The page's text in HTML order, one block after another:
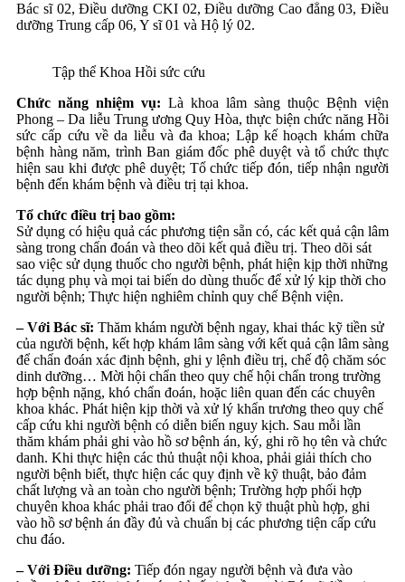
Bác sĩ 02, Điều dưỡng CKI 02, Điều dưỡng Cao đẳng 03, Điều
dưỡng Trung cấp 06, Y sĩ 01 và Hộ lý 02.
Tập thể Khoa Hồi sức cứu
Chức năng nhiệm vụ: Là khoa lâm sàng thuộc Bệnh viện
Phong – Da liễu Trung ương Quy Hòa, thực biện chức năng Hồi
sức cấp cứu về da liễu và đa khoa; Lập kế hoạch khám chữa
bệnh hàng năm, trình Ban giám đốc phê duyệt và tổ chức thực
hiện sau khi được phê duyệt; Tổ chức tiếp đón, tiếp nhận người
bệnh đến khám bệnh và điều trị tại khoa.
Tổ chức điều trị bao gồm:
Sử dụng có hiệu quả các phương tiện sẵn có, các kết quả cận lâm
sàng trong chẩn đoán và theo dõi kết quả điều trị. Theo dõi sát
sao việc sử dụng thuốc cho người bệnh, phát hiện kịp thời những
tác dụng phụ và mọi tai biến do dùng thuốc để xử lý kịp thời cho
người bệnh; Thực hiện nghiêm chỉnh quy chế Bệnh viện.
– Với Bác sĩ: Thăm khám người bệnh ngay, khai thác kỹ tiền sử
của người bệnh, kết hợp khám lâm sàng với kết quả cận lâm sàng
để chẩn đoán xác định bệnh, ghi y lệnh điều trị, chế độ chăm sóc
dinh dưỡng… Mời hội chẩn theo quy chế hội chẩn trong trường
hợp bệnh nặng, khó chẩn đoán, hoặc liên quan đến các chuyên
khoa khác. Phát hiện kịp thời và xử lý khẩn trương theo quy chế
cấp cứu khi người bệnh có diễn biến nguy kịch. Sau mỗi lần
thăm khám phải ghi vào hồ sơ bệnh án, ký, ghi rõ họ tên và chức
danh. Khi thực hiện các thủ thuật nội khoa, phải giải thích cho
người bệnh biết, thực hiện các quy định về kỹ thuật, bảo đảm
chất lượng và an toàn cho người bệnh; Trường hợp phối hợp
chuyên khoa khác phải trao đổi để chọn kỹ thuật phù hợp, ghi
vào hồ sơ bệnh án đầy đủ và chuẩn bị các phương tiện cấp cứu
chu đáo.
– Với Điều dưỡng: Tiếp đón ngay người bệnh và đưa vào